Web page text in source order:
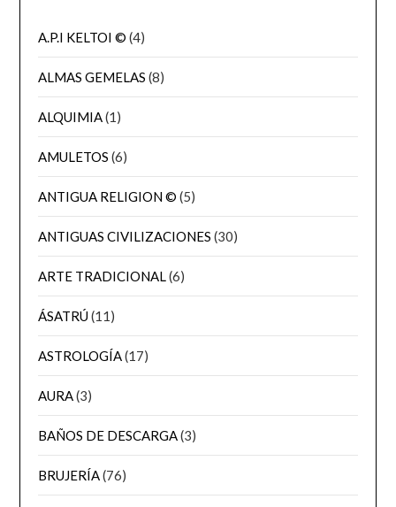
A.P.I KELTOI © (4)
ALMAS GEMELAS (8)
ALQUIMIA(1)
AMULETOS (6)
ANTIGUA RELIGION © (5)
ANTIGUAS CIVILIZACIONES (30)
ARTE TRADICIONAL(6)
ÁSATRÚ(11)
ASTROLOGÍA(17)
AURA(3)
BAÑOS DE DESCARGA(3)
BRUJERÍA(76)